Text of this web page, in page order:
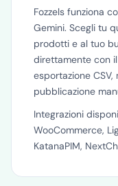
Fozzels funziona
Gemini. Scegli tu
prodotti e al tuo
direttamente con
esportazione
pubblicazione
Integrazioni
WooCommerce,
KatanaPIM,